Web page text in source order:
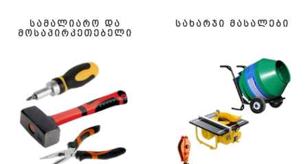
სამალიარო და
მოსაპირკეთებელი
სახარჯი მასალები